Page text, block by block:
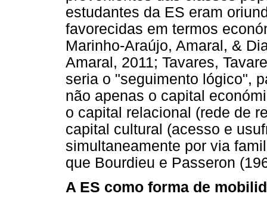
estudantes da ES eram
favorecidas em termos
Marinho-Araújo, Amaral, &
Amaral, 2011; Tavares,
seria o "seguimento lógico",
não apenas o capital
o capital relacional (rede de
capital cultural (acesso e
simultaneamente por via
que Bourdieu e Passeron
A ES como forma de